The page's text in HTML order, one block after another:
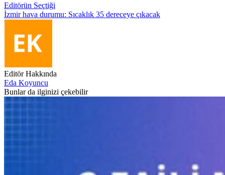
Editörün Seçtiği
İzmir hava durumu: Sıcaklık 35 dereceye çıkacak
Editör Hakkında
Eda Koyuncu
Bunlar da ilginizi çekebilir